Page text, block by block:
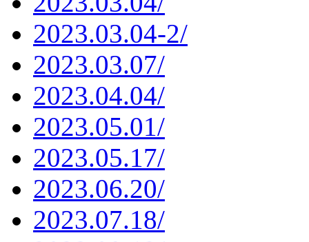
2023.03.04-2/
2023.03.07/
2023.04.04/
2023.05.01/
2023.05.17/
2023.06.20/
2023.07.18/